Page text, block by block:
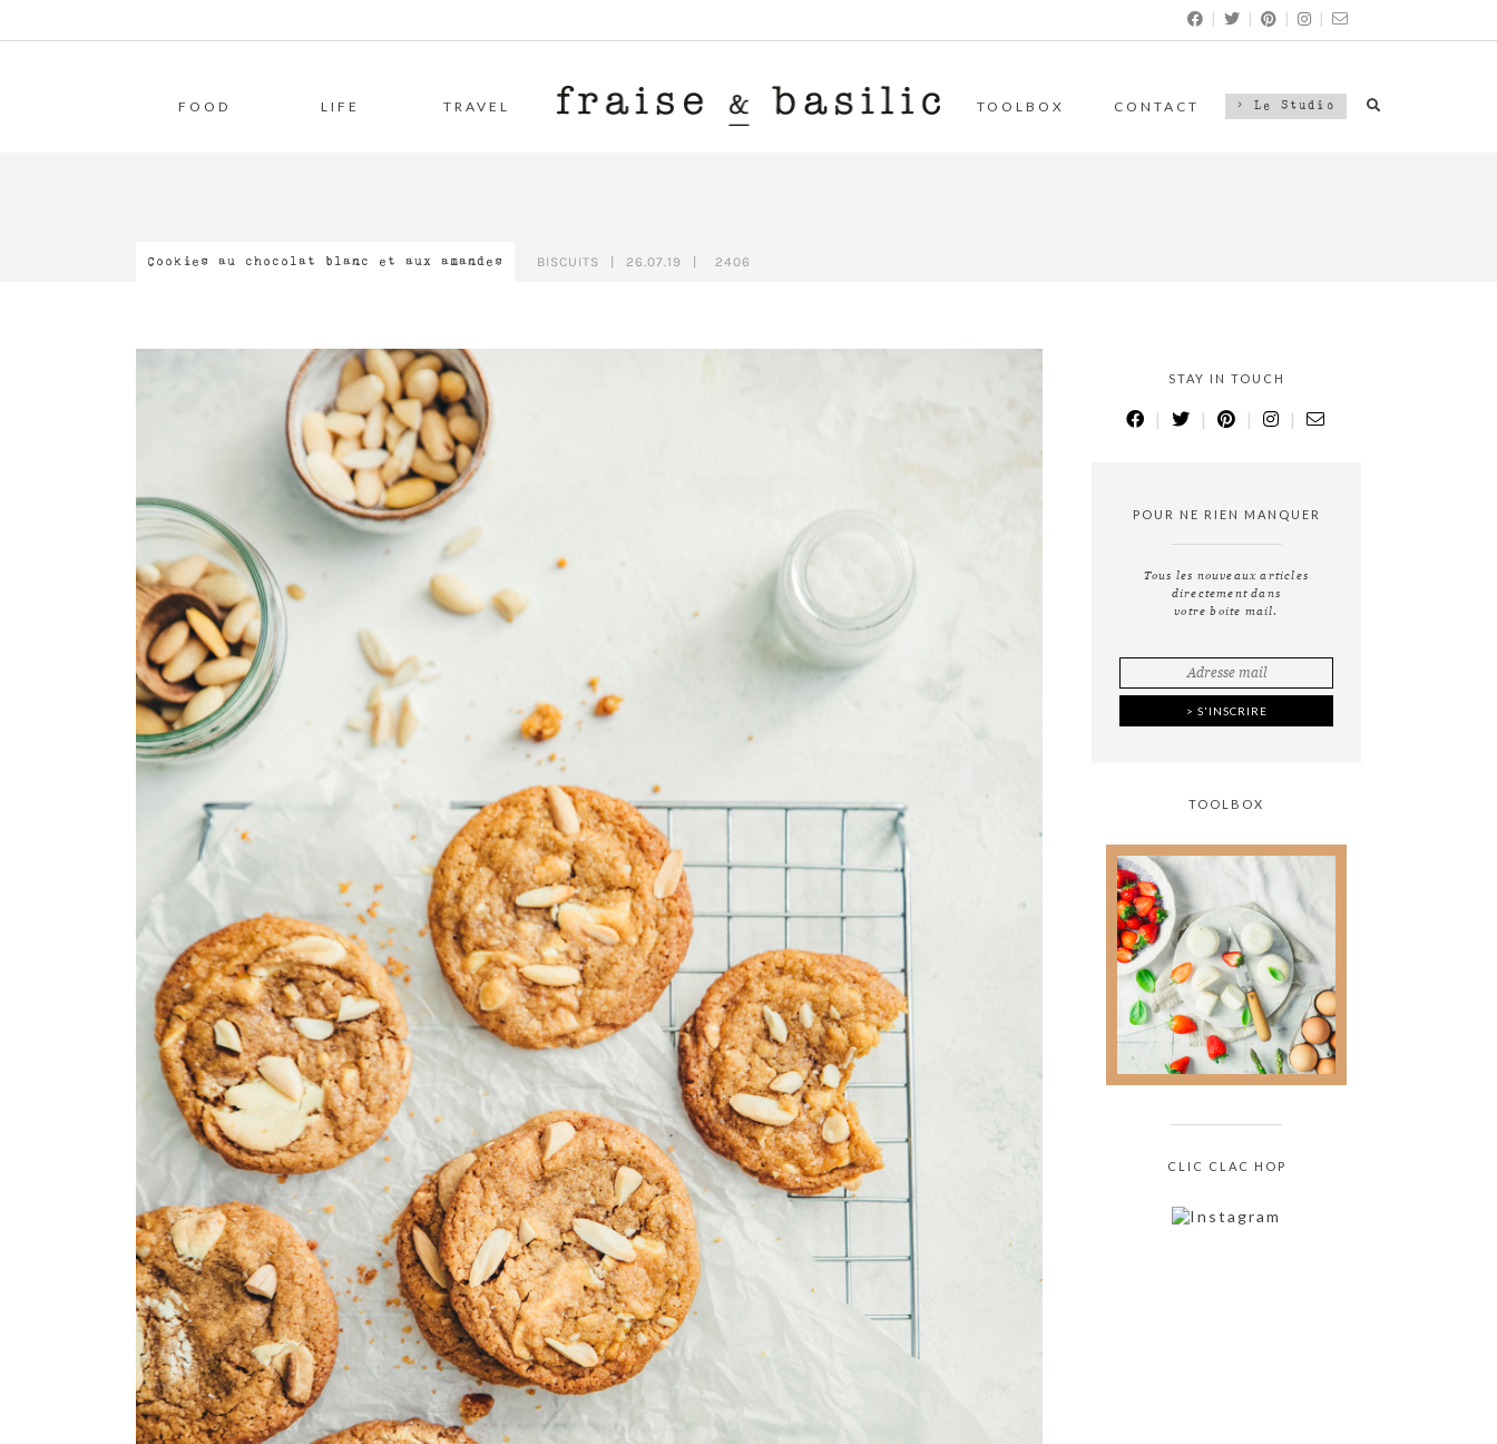
| | | |
FOOD LIFE TRAVEL TOOLBOX CONTACT > Le Studio
Cookies au chocolat blanc et aux amandes BISCUITS 26.07.19 2406
STAY IN TOUCH
| | | |
POUR NE RIEN MANQUER
Tous les nouveaux articles
directement dans
votre boite mail.
TOOLBOX
Tout ce que vous avez
toujours voulu savoir
sur
la photographie
culinaire sans jamais
oser le demander !
CLIC CLAC HOP